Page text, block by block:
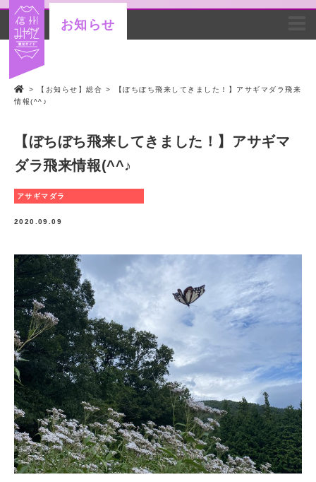
お知らせ
> 【お知らせ】総合 >
【ぼちぼち飛来してきました！】アサギマダラ飛来
情報(^^♪
【ぼちぼち飛来してきました！】アサギマ
ダラ飛来情報(^^♪
アサギマダラ
2020.09.09